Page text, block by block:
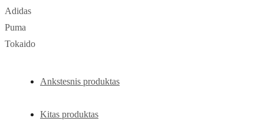
Adidas
Puma
Tokaido
Ankstesnis produktas
Kitas produktas